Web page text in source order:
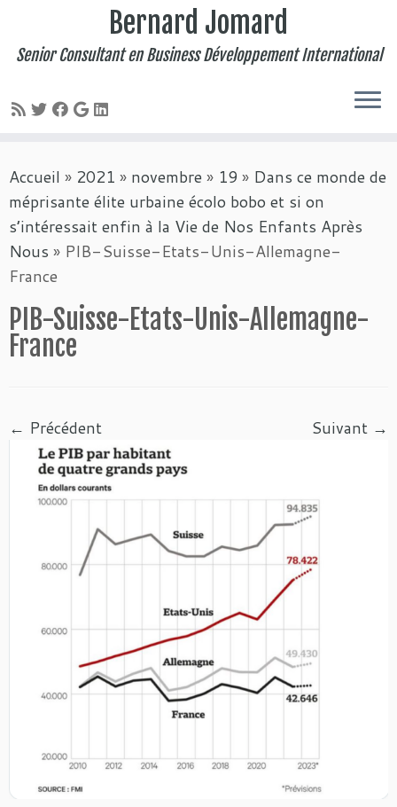
au
contenu
Bernard Jomard
Senior Consultant en Business Développement International
Accueil » 2021 » novembre » 19 » Dans ce monde de
méprisante élite urbaine écolo bobo et si on
s’intéressait enfin à la Vie de Nos Enfants Après
Nous » PIB-Suisse-Etats-Unis-Allemagne-
France
PIB-Suisse-Etats-Unis-Allemagne-
France
← Précédent Suivant →